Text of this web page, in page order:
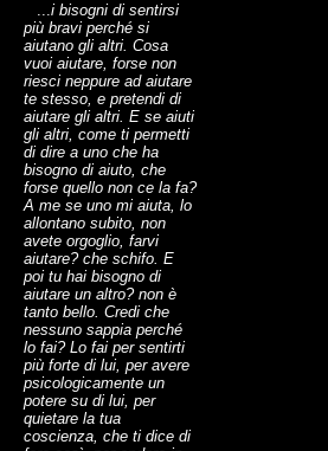
...i bisogni di sentirsi
più bravi perché si
aiutano gli altri. Cosa
vuoi aiutare, forse non
riesci neppure ad aiutare
te stesso, e pretendi di
aiutare gli altri. E se aiuti
gli altri, come ti permetti
di dire a uno che ha
bisogno di aiuto, che
forse quello non ce la fa?
A me se uno mi aiuta, lo
allontano subito, non
avete orgoglio, farvi
aiutare? che schifo. E
poi tu hai bisogno di
aiutare un altro? non è
tanto bello. Credi che
nessuno sappia perché
lo fai? Lo fai per sentirti
più forte di lui, per avere
psicologicamente un
potere su di lui, per
quietare la tua
coscienza, che ti dice di